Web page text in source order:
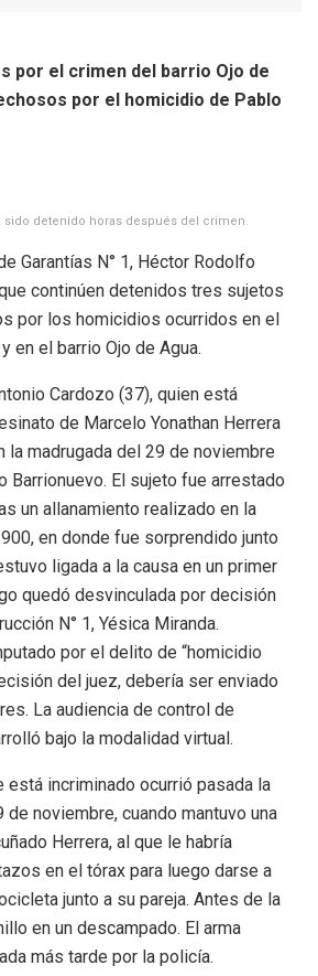
por el crimen del barrio Ojo de
por el homicidio de Pablo
sido detenido horas después del crimen.
Garantías N° 1, Héctor Rodolfo
continúen detenidos tres sujetos
por los homicidios ocurridos en el
en el barrio Ojo de Agua.
Cardozo (37), quien está
de Marcelo Yonathan Herrera
la madrugada del 29 de noviembre
Barrionuevo. El sujeto fue arrestado
un allanamiento realizado en la
en donde fue sorprendido junto
ligada a la causa en un primer
quedó desvinculada por decisión
N° 1, Yésica Miranda.
por el delito de “homicidio
del juez, debería ser enviado
La audiencia de control de
bajo la modalidad virtual.
está incriminado ocurrió pasada la
noviembre, cuando mantuvo una
Herrera, al que le habría
en el tórax para luego darse a
junto a su pareja. Antes de la
en un descampado. El arma
más tarde por la policía.